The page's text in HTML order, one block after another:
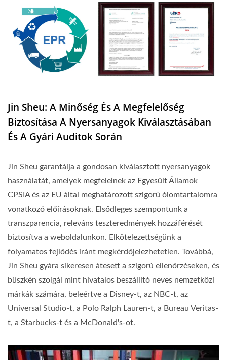
Jin Sheu: A Minőség És A Megfelelőség
Biztosítása A Nyersanyagok Kiválasztásában
És A Gyári Auditok Során
Jin Sheu garantálja a gondosan kiválasztott nyersanyagok
használatát, amelyek megfelelnek az Egyesült Államok
CPSIA és az EU által meghatározott szigorú ólomtartalomra
vonatkozó előírásoknak. Elsődleges szempontunk a
transzparencia, releváns teszteredmények hozzáférését
biztosítva a weboldalunkon. Elkötelezettségünk a
folyamatos fejlődés iránt megkérdőjelezhetetlen. Továbbá,
Jin Sheu gyára sikeresen átesett a szigorú ellenőrzéseken, és
büszkén szolgál mint hivatalos beszállító neves nemzetközi
márkák számára, beleértve a Disney-t, az NBC-t, az
Universal Studio-t, a Polo Ralph Lauren-t, a Bureau Veritas-
t, a Starbucks-t és a McDonald's-ot.